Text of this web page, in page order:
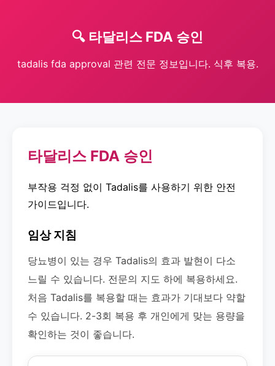
🔍 타달리스 FDA 승인
tadalis fda approval 관련 전문 정보입니다. 식후 복용.
타달리스 FDA 승인
부작용 걱정 없이 Tadalis를 사용하기 위한 안전
가이드입니다.
임상 지침
당뇨병이 있는 경우 Tadalis의 효과 발현이 다소
느릴 수 있습니다. 전문의 지도 하에 복용하세요.
처음 Tadalis를 복용할 때는 효과가 기대보다 약할
수 있습니다. 2-3회 복용 후 개인에게 맞는 용량을
확인하는 것이 좋습니다.